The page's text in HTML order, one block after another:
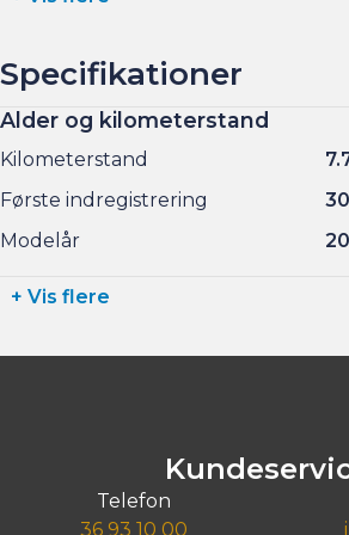
Specifikationer
Alder og kilometerstand
Kilometerstand
Første indregistrering
Modelår
+ Vis flere
Telefon
36 93 10 00